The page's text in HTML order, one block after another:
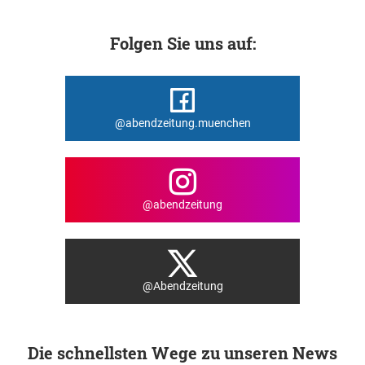
Folgen Sie uns auf:
@abendzeitung.muenchen
@abendzeitung
@Abendzeitung
Die schnellsten Wege zu unseren News